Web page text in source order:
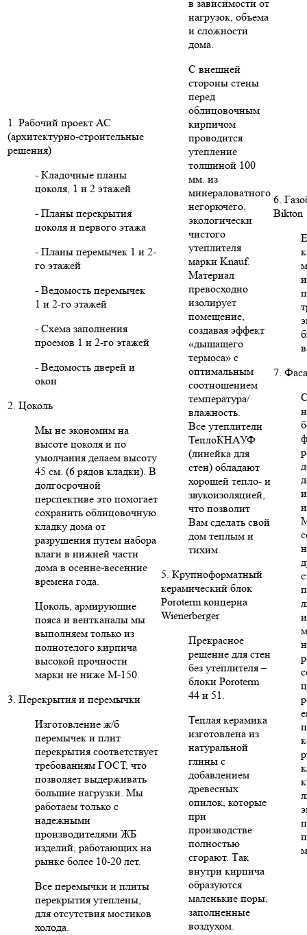
1. Рабочий проект АС
(архитектурно-строительные
решения)
- Кладочные планы
цоколя, 1 и 2 этажей
- Планы перекрытия
цоколя и первого этажа
- Планы перемычек 1 и 2-
го этажей
- Ведомость перемычек
1 и 2-го этажей
- Схема заполнения
проемов 1 и 2-го этажей
- Ведомость дверей и
окон
2. Цоколь
Мы не экономим на
высоте цоколя и по
умолчания делаем высоту
45 см. (6 рядов кладки). В
долгосрочной
перспективе это помогает
сохранить облицовочную
кладку дома от
разрушения путем набора
влаги в нижней части
дома в осенне-весенние
времена года.
Цоколь, армирующие
пояса и вентканалы мы
выполняем только из
полнотелого кирпича
высокой прочности
марки не ниже М-150.
3. Перекрытия и перемычки
Изготовление ж/б
перемычек и плит
перекрытия соответствует
требованиям ГОСТ, что
позволяет выдерживать
большие нагрузки. Мы
работаем только с
надежными
производителями ЖБ
изделий, работающих на
рынке более 10-20 лет.
Все перемычки и плиты
перекрытия утеплены,
для отсутствия мостиков
холода.
в зависимости от
нагрузок, объема
и сложности
дома.
С внешней
стороны стены
перед
облицовочным
кирпичом
проводится
утепление
толщиной 100
мм. из
минераловатного
негорючего,
экологически
чистого
утеплителя
марки Knauf.
Материал
превосходно
изолирует
помещение,
создавая эффект
«дышащего
термоса» с
оптимальным
соотношением
температура/
влажность.
Все утеплители
ТеплоКНАУФ
(линейка для
стен) обладают
хорошей тепло- и
звукоизоляцией,
что позволит
Вам сделать свой
дом теплым и
тихим.
5. Крупноформатный
керамический блок
Poroterm концерна
Wienerberger
Прекрасное
решение для стен
без утеплителя –
блоки Poroterm
44 и 51.
Теплая керамика
изготовлена из
натуральной
глины с
добавлением
древесных
опилок, которые
при
производстве
полностью
сгорают. Так
внутри кирпича
образуются
маленькие поры,
заполненные
воздухом.
6.
Bikton
7.